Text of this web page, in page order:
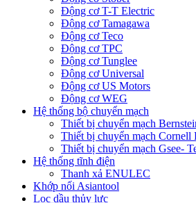
Động cơ T-T Electric
Động cơ Tamagawa
Động cơ Teco
Động cơ TPC
Động cơ Tunglee
Động cơ Universal
Động cơ US Motors
Động cơ WEG
Hệ thống bộ chuyển mạch
Thiết bị chuyển mạch
Thiết bị chuyển mạch Cornell
Thiết bị chuyển mạch Gsee-
Hệ thống tĩnh điện
Thanh xả ENULEC
Khớp nối Asiantool
Lọc dầu thủy lực